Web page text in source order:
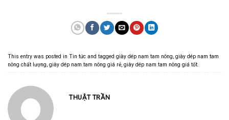
This entry was posted in Tin tức and tagged giày dép nam tam nông, giày dép nam tam
nông chất lượng, giày dép nam tam nông giá rẻ, giày dép nam tam nông giá tốt.
THUẬT TRẦN